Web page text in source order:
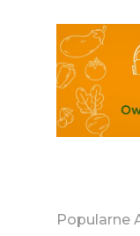
Popularne